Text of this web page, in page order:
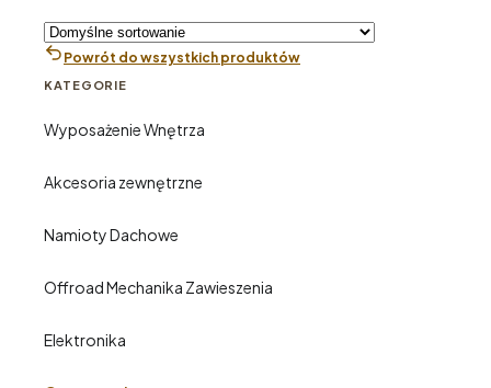
Powrót do wszystkich produktów
KATEGORIE
Wyposażenie Wnętrza
Akcesoria zewnętrzne
Namioty Dachowe
Offroad Mechanika Zawieszenia
Elektronika